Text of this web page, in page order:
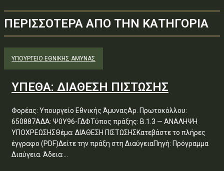
ΠΕΡΙΣΣΟΤΕΡΑ ΑΠΟ ΤΗΝ ΚΑΤΗΓΟΡΙΑ
ΥΠΟΥΡΓΕΊΟ ΕΘΝΙΚΉΣ ΆΜΥΝΑΣ
ΥΠΕΘΑ: ΔΙΑΘΕΣΗ ΠΙΣΤΩΣΗΣ
Φορέας: Υπουργείο Εθνικής ΆμυναςΑρ. Πρωτοκόλλου:
650887ΑΔΑ: Ψ0Υ96-ΓΔΦΤύπος πράξης: Β.1.3 — ΑΝΑΛΗΨΗ
ΥΠΟΧΡΕΩΣΗΣΘέμα: ΔΙΑΘΕΣΗ ΠΙΣΤΩΣΗΣΚατεβάστε το πλήρες
έγγραφο (PDF)Δείτε την πράξη στη ΔιαύγειαΠηγή: Πρόγραμμα
Διαύγεια. Άδεια:...